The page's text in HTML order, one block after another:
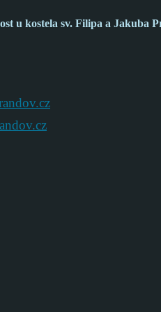
u kostela sv. Filipa a Jakuba